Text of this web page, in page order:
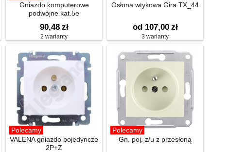
Gniazdo komputerowe
podwójne kat.5e
90,48 zł
2 warianty
Osłona wtykowa Gira TX_44
od 107,00 zł
3 warianty
Polecamy
VALENA gniazdo pojedyncze
2P+Z
Polecamy
Gn. poj. z/u z przesłoną